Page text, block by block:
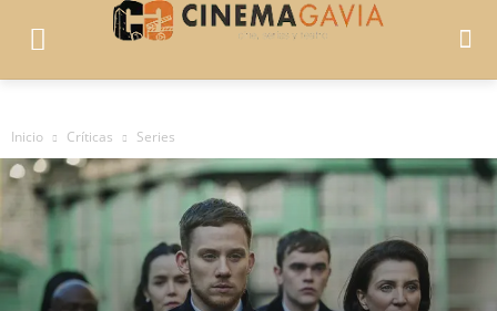
Inicio Críticas Series